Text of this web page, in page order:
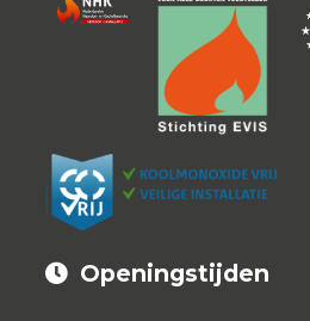
Openingstijden